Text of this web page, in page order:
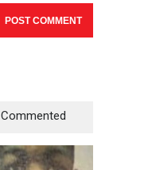
Commented